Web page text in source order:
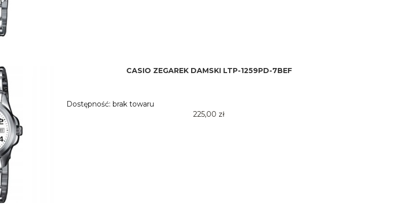
CASIO ZEGAREK DAMSKI LTP-1259PD-7BEF
Dostępność: brak towaru
225,00 zł